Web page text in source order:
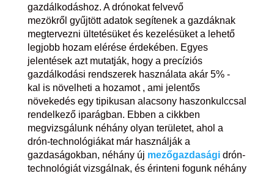
gazdálkodáshoz. A drónokat felvevő
mezökről gyűjtött adatok segítenek a gazdáknak
megtervezni ültetésüket és kezelésüket a lehető
legjobb hozam elérése érdekében. Egyes
jelentések azt mutatják, hogy a precíziós
gazdálkodási rendszerek használata akár 5% -
kal is növelheti a hozamot , ami jelentős
növekedés egy tipikusan alacsony haszonkulccsal
rendelkező iparágban. Ebben a cikkben
megvizsgálunk néhány olyan területet, ahol a
drón-technológiákat már használják a
gazdaságokban, néhány új mezőgazdaságidrón-
technológiát vizsgálnak, és érinteni fogunk néhány